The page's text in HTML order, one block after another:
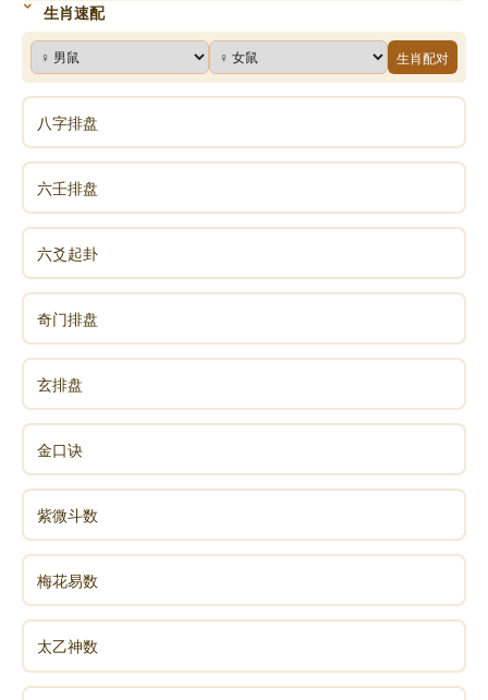
生肖速配
生肖配对
八字排盘
六壬排盘
六爻起卦
奇门排盘
玄排盘
金口诀
紫微斗数
梅花易数
太乙神数